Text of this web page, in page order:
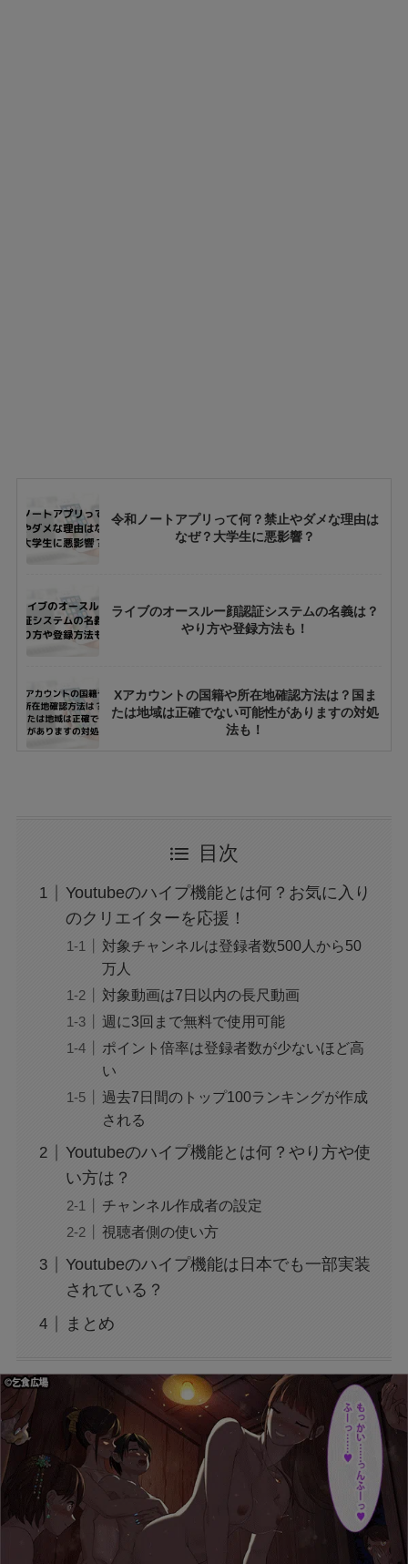
令和ノートアプリって何？禁止やダメな理由は
なぜ？大学生に悪影響？
ライブのオースルー顔認証システムの名義は？
やり方や登録方法も！
Xアカウントの国籍や所在地確認方法は？国ま
たは地域は正確でない可能性がありますの対処
法も！
宝くじ年末ジャンボCMのAdoは本物？誰なの
か出演者を調査！
Xrollはウイルスで危ない？安全性は？似ている
サイトやアプリも！
中西家の日常のなつみ騒動とは？何があった？
別れた理由や今後についても！
ロケットナウは情報が抜かれる？仕組みや安全
行政書士試験2025の難易度はどうだった？難し
かったのか感想や口コミも！
目次
Youtubeのハイプ機能とは何？お気に入り
のクリエイターを応援！
対象チャンネルは登録者数500人から50
万人
対象動画は7日以内の長尺動画
週に3回まで無料で使用可能
ポイント倍率は登録者数が少ないほど高
い
過去7日間のトップ100ランキングが作成
される
Youtubeのハイプ機能とは何？やり方や使
い方は？
チャンネル作成者の設定
視聴者側の使い方
Youtubeのハイプ機能は日本でも一部実装
されている？
まとめ